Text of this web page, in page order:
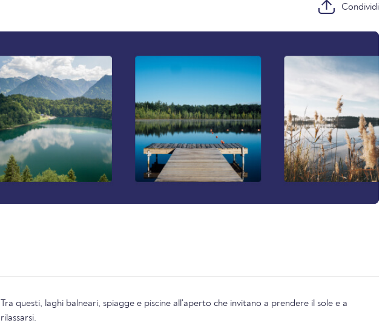
Condividi
Tra questi, laghi balneari, spiagge e piscine all'aperto che invitano a prendere il sole e a
rilassarsi.